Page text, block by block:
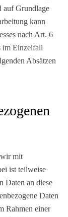
auf Grundlage
kann
nach Art. 6
im Einzelfall
Absätzen
wir mit
ist teilweise
Daten an diese
Daten
Rahmen einer